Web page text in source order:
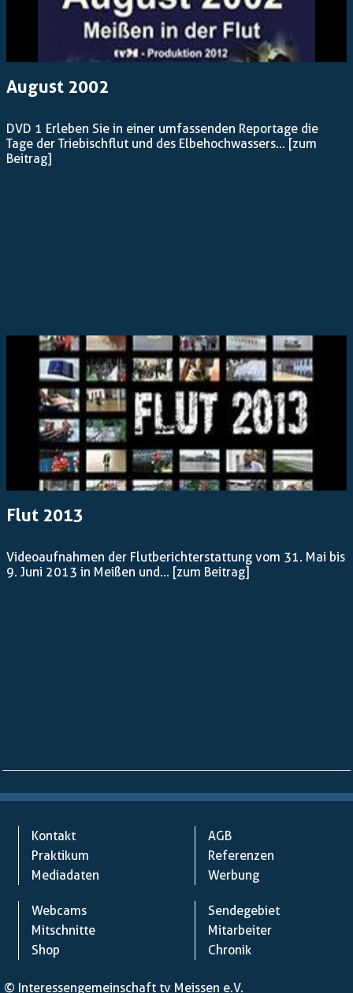
August 2002
DVD 1 Erleben Sie in einer umfassenden Reportage die
Tage der Triebischflut und des Elbehochwassers... [zum
Beitrag]
Flut 2013
Videoaufnahmen der Flutberichterstattung vom 31. Mai bis
9. Juni 2013 in Meißen und... [zum Beitrag]
Kontakt
Praktikum
Mediadaten
AGB
Referenzen
Werbung
Webcams
Mitschnitte
Shop
Sendegebiet
Mitarbeiter
Chronik
© Interessengemeinschaft tv Meissen e.V.